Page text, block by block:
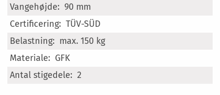
90 mm
TÜV-SÜD
max. 150 kg
GFK
2